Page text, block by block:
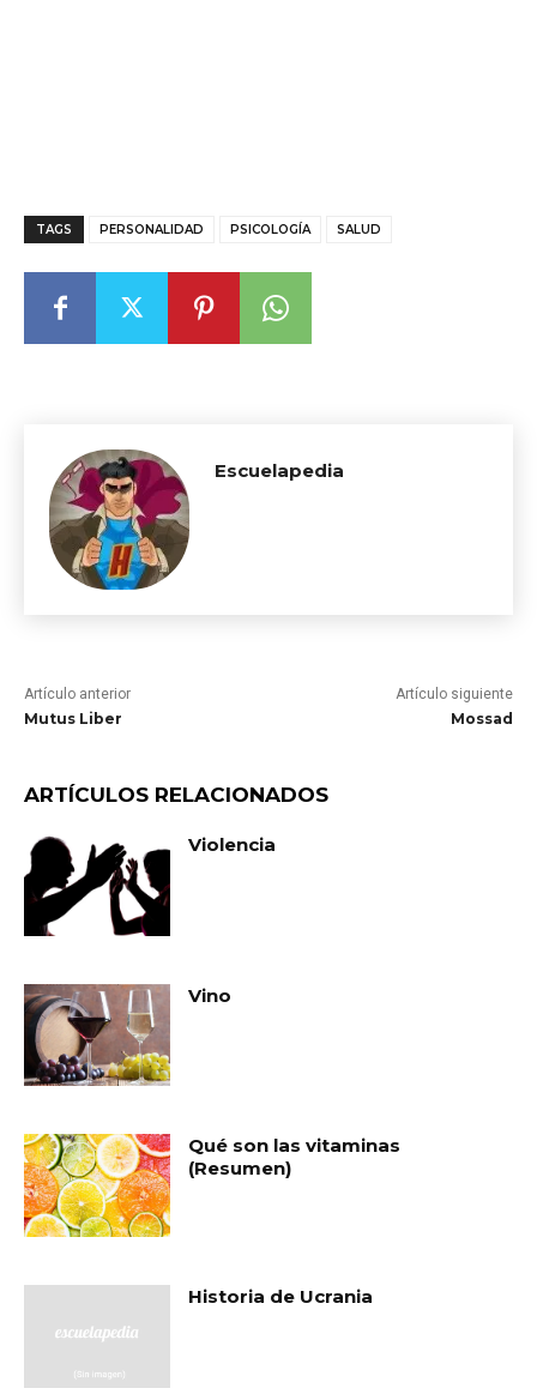
TAGS PERSONALIDAD PSICOLOGÍA SALUD
Escuelapedia
Artículo anterior
Mutus Liber
Artículo siguiente
Mossad
ARTÍCULOS RELACIONADOS
Violencia
Vino
Qué son las vitaminas
(Resumen)
Historia de Ucrania